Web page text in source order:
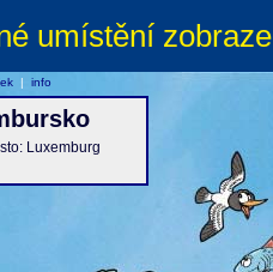
umístění
Luxemburg
| info